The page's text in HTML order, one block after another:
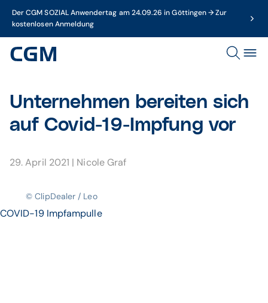
Der CGM SOZIAL Anwendertag am 24.09.26 in Göttingen → Zur
kostenlosen Anmeldung
Unternehmen bereiten sich
auf Covid-19-Impfung vor
29. April 2021 | Nicole Graf
© ClipDealer / Leo
COVID-19 Impfampulle